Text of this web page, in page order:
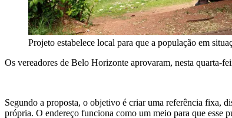
Projeto estabelece local para que a população em
Os vereadores de Belo Horizonte aprovaram, nesta quarta-
Segundo a proposta, o objetivo é criar uma referência fixa,
própria. O endereço funciona como um meio para que esse